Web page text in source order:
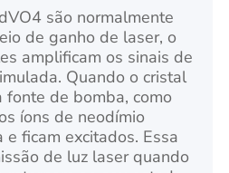
são normalmente
de ganho de laser, o
amplificam os sinais de
Quando o cristal
fonte de bomba, como
íons de neodímio
ficam excitados. Essa
de luz laser quando